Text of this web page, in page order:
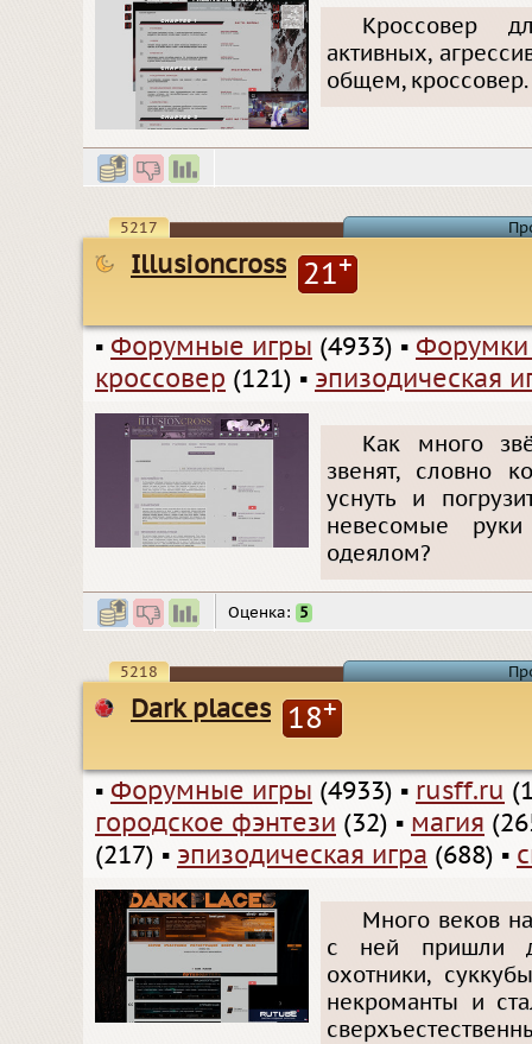
Кроссовер
активных,
общем, кроссовер.
5217
Illusioncross 21+
▪ Форумные игры (4933) ▪
кроссовер (121) ▪ эпизодическая
Как много
звенят, словно
уснуть и
невесомые
одеялом?
Оценка: 5
5218
Dark places 18+
▪ Форумные игры (4933) ▪ rusff.ru
городское фэнтези (32) ▪ магия
(217) ▪ эпизодическая игра (688) ▪
Много веков
с ней пришли
охотники,
некроманты и